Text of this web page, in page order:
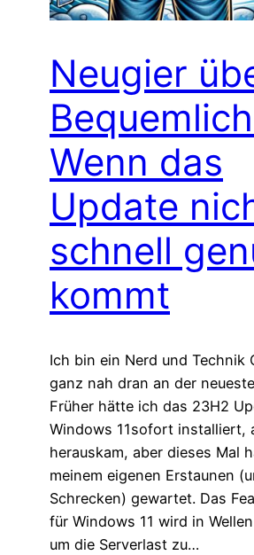
Neugier
Wenn das
Update
schnell
kommt
Ich bin ein Nerd und Technik
ganz nah dran an der
Früher hätte ich das 23H2
Windows 11sofort installiert,
herauskam, aber dieses Mal
meinem eigenen Erstaunen
Schrecken) gewartet. Das
für Windows 11 wird in
um die Serverlast zu…